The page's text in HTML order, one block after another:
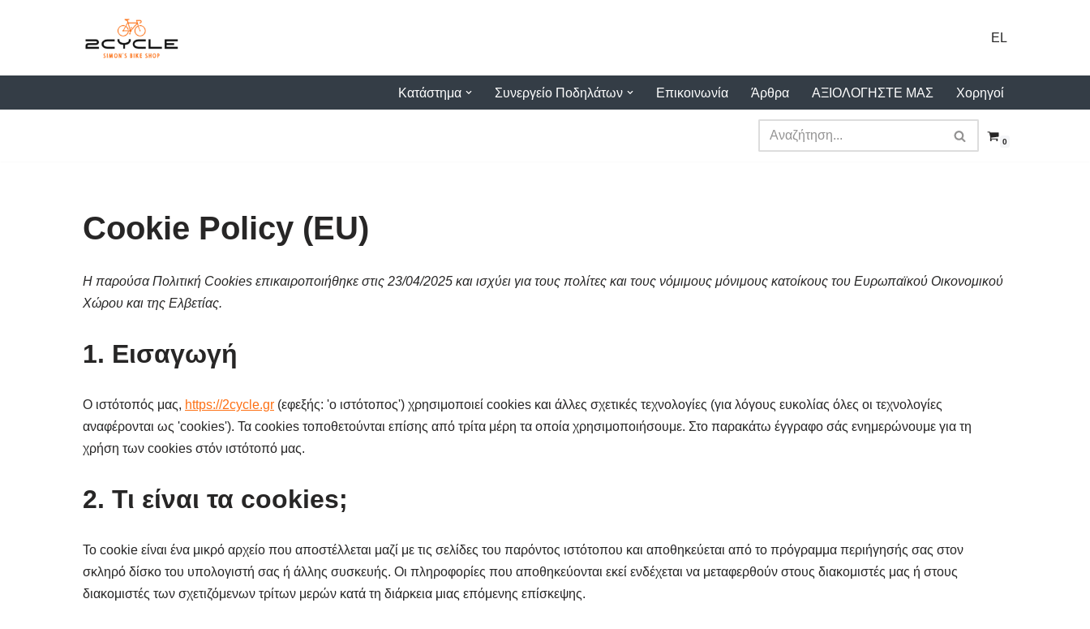
Μεταπηδήστε
EL
Κατάστημα Συνεργείο Ποδηλάτων Επικοινωνία Άρθρα ΑΞΙΟΛΟΓΗΣΤΕ ΜΑΣ Χορηγοί
0
Cookie Policy (EU)
Η παρούσα Πολιτική Cookies επικαιροποιήθηκε στις 23/04/2025 και ισχύει για τους πολίτες και τους νόμιμους μόνιμους κατοίκους του Ευρωπαϊκού Οικονομικού
Χώρου και της Ελβετίας.
1. Εισαγωγή
Ο ιστότοπός μας, https://2cycle.gr (εφεξής: 'ο ιστότοπος') χρησιμοποιεί cookies και άλλες σχετικές τεχνολογίες (για λόγους ευκολίας όλες οι τεχνολογίες
αναφέρονται ως 'cookies'). Τα cookies τοποθετούνται επίσης από τρίτα μέρη τα οποία χρησιμοποιήσουμε. Στο παρακάτω έγγραφο σάς ενημερώνουμε για τη
χρήση των cookies στόν ιστότοπό μας.
2. Τι είναι τα cookies;
Το cookie είναι ένα μικρό αρχείο που αποστέλλεται μαζί με τις σελίδες του παρόντος ιστότοπου και αποθηκεύεται από το πρόγραμμα περιήγησής σας στον
σκληρό δίσκο του υπολογιστή σας ή άλλης συσκευής. Οι πληροφορίες που αποθηκεύονται εκεί ενδέχεται να μεταφερθούν στους διακομιστές μας ή στους
διακομιστές των σχετιζόμενων τρίτων μερών κατά τη διάρκεια μιας επόμενης επίσκεψης.